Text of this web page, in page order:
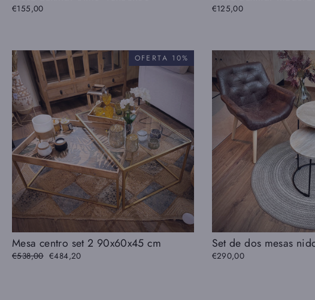
€155,00 €125,00
OFERTA 10%
Mesa centro set 2 90x60x45 cm
Precio
habitual
€538,00 Precio
€484,20
Set de dos mesas
€290,00